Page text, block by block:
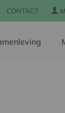
CONTACT